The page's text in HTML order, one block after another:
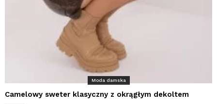
Moda damska
Camelowy sweter klasyczny z okrągłym dekoltem